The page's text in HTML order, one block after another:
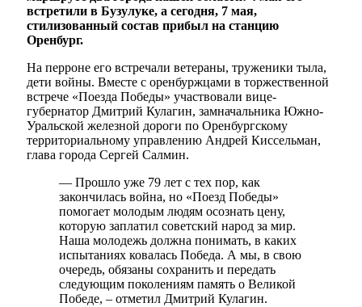
встретили в Бузулуке, а сегодня, 7 мая,
стилизованный состав прибыл на станцию
Оренбург.
На перроне его встречали ветераны, труженики тыла,
дети войны. Вместе с оренбуржцами в торжественной
встрече «Поезда Победы» участвовали вице-
губернатор Дмитрий Кулагин, замначальника Южно-
Уральской железной дороги по Оренбургскому
территориальному управлению Андрей Киссельман,
глава города Сергей Салмин.
— Прошло уже 79 лет с тех пор, как
закончилась война, но «Поезд Победы»
помогает молодым людям осознать цену,
которую заплатил советский народ за мир.
Наша молодежь должна понимать, в каких
испытаниях ковалась Победа. А мы, в свою
очередь, обязаны сохранить и передать
следующим поколениям память о Великой
Победе, – отметил Дмитрий Кулагин.